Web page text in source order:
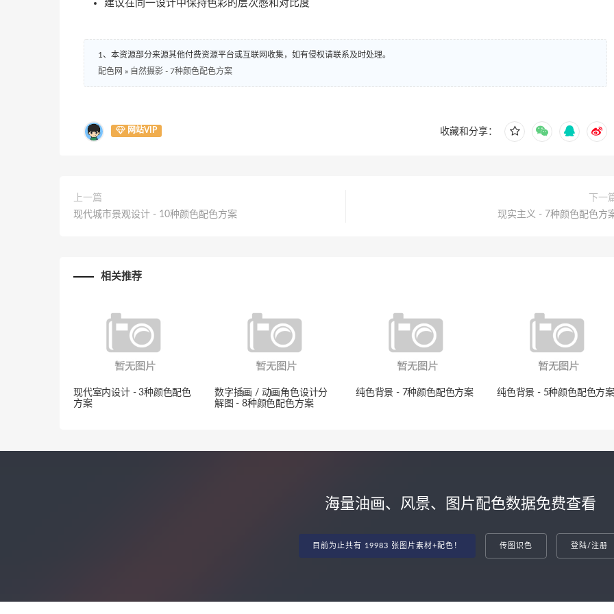
建议在同一设计中保持色彩的层次感和对比度
1、本资源部分来源其他付费资源平台或互联网收集，如有侵权请联系及时处理。
配色网 » 自然摄影 - 7种颜色配色方案
网站VIP 收藏和分享：
上一篇
现代城市景观设计 - 10种颜色配色方案
下一
现实主义 - 7种颜色配色方
相关推荐
现代室内设计 - 3种颜色配色
方案
数字插画 / 动画角色设计分
解图 - 8种颜色配色方案
纯色背景 - 7种颜色配色方案 纯色背景 - 5种颜色配色方案
海量油画、风景、图片配色数据免费查看
目前为止共有 19983 张图片素材+配色！ 传图识色 登陆/注册